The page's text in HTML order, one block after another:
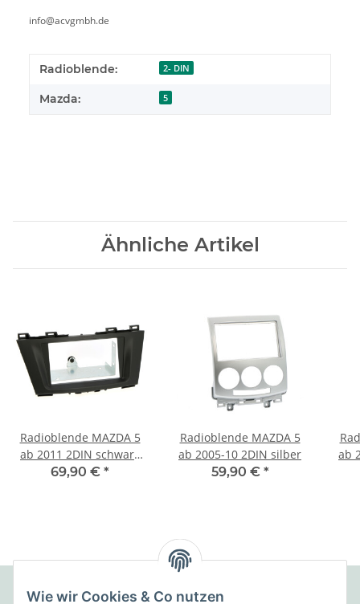
info@acvgmbh.de
Radioblende: 2- DIN
Mazda: 5
Ähnliche Artikel
Radioblende MAZDA 5
ab 2011 2DIN schwarz
Installer Kit
69,90 € *
Radioblende MAZDA 5
ab 2005-10 2DIN silber
59,90 € *
ab
Wie wir Cookies & Co nutzen